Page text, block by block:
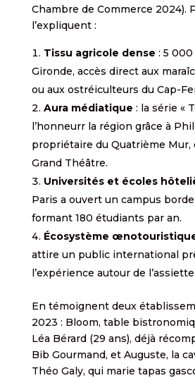
Chambre de Commerce 2024).
l’expliquent :
Tissu agricole dense : 5
Gironde, accès direct aux
ou aux ostréiculteurs du Cap-
Aura médiatique : la série «
l’honneurr la région grâce à
propriétaire du Quatrième Mur,
Grand Théâtre.
Universités et écoles
Paris a ouvert un campus
formant 180 étudiants par an.
Écosystème
attire un public international
l’expérience autour de l’assiette.
En témoignent deux
2023 : Bloom, table
Léa Bérard (29 ans), déjà
Bib Gourmand, et Auguste, la
Théo Galy, qui marie tapas